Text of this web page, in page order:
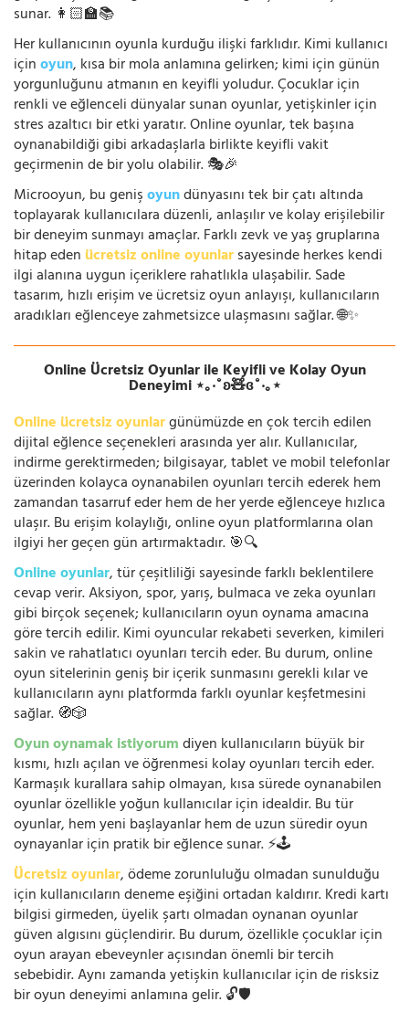
sunar. 👩🏻‍🏫📚
Her kullanıcının oyunla kurduğu ilişki farklıdır. Kimi kullanıcı
içinoyun, kısa bir mola anlamına gelirken; kimi için günün
yorgunluğunu atmanın en keyifli yoludur. Çocuklar için
renkli ve eğlenceli dünyalar sunan oyunlar, yetişkinler için
stres azaltıcı bir etki yaratır. Online oyunlar, tek başına
oynanabildiği gibi arkadaşlarla birlikte keyifli vakit
geçirmenin de bir yolu olabilir. 🎭🎉
Microoyun, bu genişoyundünyasını tek bir çatı altında
toplayarak kullanıcılara düzenli, anlaşılır ve kolay erişilebilir
bir deneyim sunmayı amaçlar. Farklı zevk ve yaş gruplarına
hitap eden ücretsiz online oyunlarsayesinde herkes kendi
ilgi alanına uygun içeriklere rahatlıkla ulaşabilir. Sade
tasarım, hızlı erişim ve ücretsiz oyun anlayışı, kullanıcıların
aradıkları eğlenceye zahmetsizce ulaşmasını sağlar. 🌐✨
Online Ücretsiz Oyunlar ile Keyifli ve Kolay Oyun
Deneyimi ⋆｡‧˚ʚ🧸ɞ˚‧｡⋆
Online ücretsiz oyunlargünümüzde en çok tercih edilen
dijital eğlence seçenekleri arasında yer alır. Kullanıcılar,
indirme gerektirmeden; bilgisayar, tablet ve mobil telefonlar
üzerinden kolayca oynanabilen oyunları tercih ederek hem
zamandan tasarruf eder hem de her yerde eğlenceye hızlıca
ulaşır. Bu erişim kolaylığı, online oyun platformlarına olan
ilgiyi her geçen gün artırmaktadır. 🎯🔍
Online oyunlar, tür çeşitliliği sayesinde farklı beklentilere
cevap verir. Aksiyon, spor, yarış, bulmaca ve zeka oyunları
gibi birçok seçenek; kullanıcıların oyun oynama amacına
göre tercih edilir. Kimi oyuncular rekabeti severken, kimileri
sakin ve rahatlatıcı oyunları tercih eder. Bu durum, online
oyun sitelerinin geniş bir içerik sunmasını gerekli kılar ve
kullanıcıların aynı platformda farklı oyunlar keşfetmesini
sağlar. 🧭🎲
Oyun oynamak istiyorumdiyen kullanıcıların büyük bir
kısmı, hızlı açılan ve öğrenmesi kolay oyunları tercih eder.
Karmaşık kurallara sahip olmayan, kısa sürede oynanabilen
oyunlar özellikle yoğun kullanıcılar için idealdir. Bu tür
oyunlar, hem yeni başlayanlar hem de uzun süredir oyun
oynayanlar için pratik bir eğlence sunar. ⚡🕹️
Ücretsiz oyunlar, ödeme zorunluluğu olmadan sunulduğu
için kullanıcıların deneme eşiğini ortadan kaldırır. Kredi kartı
bilgisi girmeden, üyelik şartı olmadan oynanan oyunlar
güven algısını güçlendirir. Bu durum, özellikle çocuklar için
oyun arayan ebeveynler açısından önemli bir tercih
sebebidir. Aynı zamanda yetişkin kullanıcılar için de risksiz
bir oyun deneyimi anlamına gelir. 🔓🛡️